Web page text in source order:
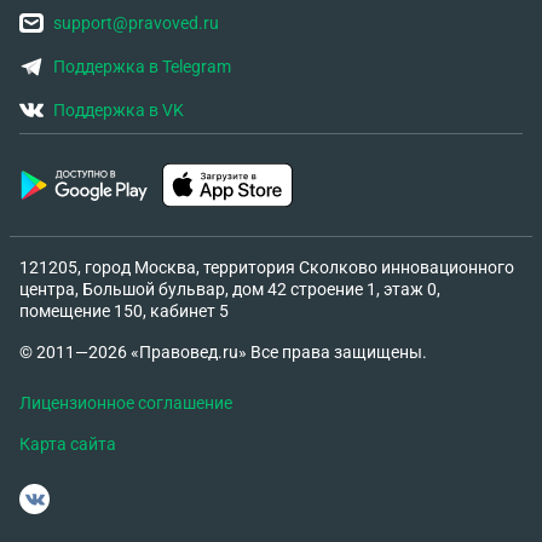
травмированной не сделанной малоберцовой
костью правой ногой? Как нам поступить в такой
он не дееспособен передвигаться по земле, уже не
невозможен. Спасибо, за внимание. Помогите
разобраться, как быть в такой ситуации и куда
обращаться, чтобы внесли ясность о категории
ранения. И помогите с вопросом о лечении ноги и
списании бойца...
support@pravoved.ru
Поддержка в Telegram
Поддержка в VK
121205, город Москва, территория Сколково инновационного
центра, Большой бульвар, дом 42 строение 1, этаж 0,
помещение 150, кабинет 5
© 2011—2026 «Правовед.ru» Все права защищены.
Лицензионное соглашение
Карта сайта